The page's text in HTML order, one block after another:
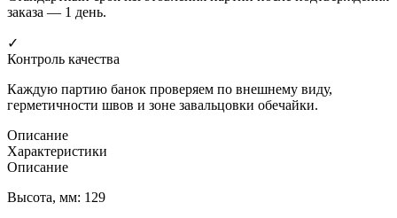
заказа — 1 день.
✓
Контроль качества
Каждую партию банок проверяем по внешнему виду,
герметичности швов и зоне завальцовки обечайки.
Описание
Характеристики
Описание
Высота, мм: 129